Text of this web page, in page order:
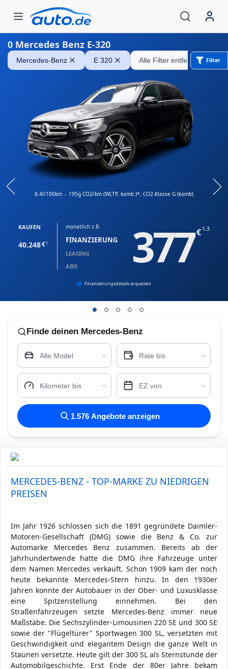
0 Mercedes Benz E-320
Mercedes-Benz E 320 Alle Filter entfernen Filter
Mercedes-Benz GLC 200
8.4l/100km - 195g CO2/km (WLTP, komb.)*, CO2-Klasse G (komb)
monatlich z.B.
FINANZIERUNG
LEASING
ABO
377 1,3
KAUFEN
40.248 1
Finanzierungsdetails anpassen
Finde deinen Mercedes-Benz
Alle Model Rate bis
Kilometer bis EZ von
1.576 Angebote anzeigen
MERCEDES-BENZ - TOP-MARKE ZU NIEDRIGEN
PREISEN
Im Jahr 1926 schlossen sich die 1891 gegründete Daimler-
Motoren-Gesellschaft (DMG) sowie die Benz & Co. zur
Automarke Mercedes Benz zusammen. Bereits ab der
Jahrhundertwende hatte die DMG ihre Fahrzeuge unter
dem Namen Mercedes verkauft. Schon 1909 kam der noch
heute bekannte Mercedes-Stern hinzu. In den 1930er
Jahren konnte der Autobauer in der Ober- und Luxusklasse
eine Spitzenstellung einnehmen. Bei den
Straßenfahrzeugen setzte Mercedes-Benz immer neue
Maßstäbe. Die Sechszylinder-Limousinen 220 SE und 300 SE
sowie der "Flügeltürer" Sportwagen 300 SL, versetzten mit
Geschwindigkeit und elegantem Design die ganze Welt in
Staunen versetzte. Heute gilt der 300 SL als Sternstunde der
Automobilgeschichte. Erst Ende der 80er Jahre bekam